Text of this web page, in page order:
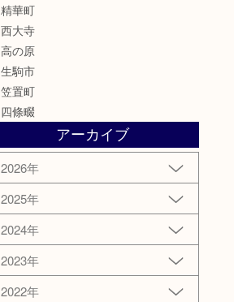
精華町
西大寺
高の原
生駒市
笠置町
四條畷
アーカイブ
2026年
2025年
2024年
2023年
2022年